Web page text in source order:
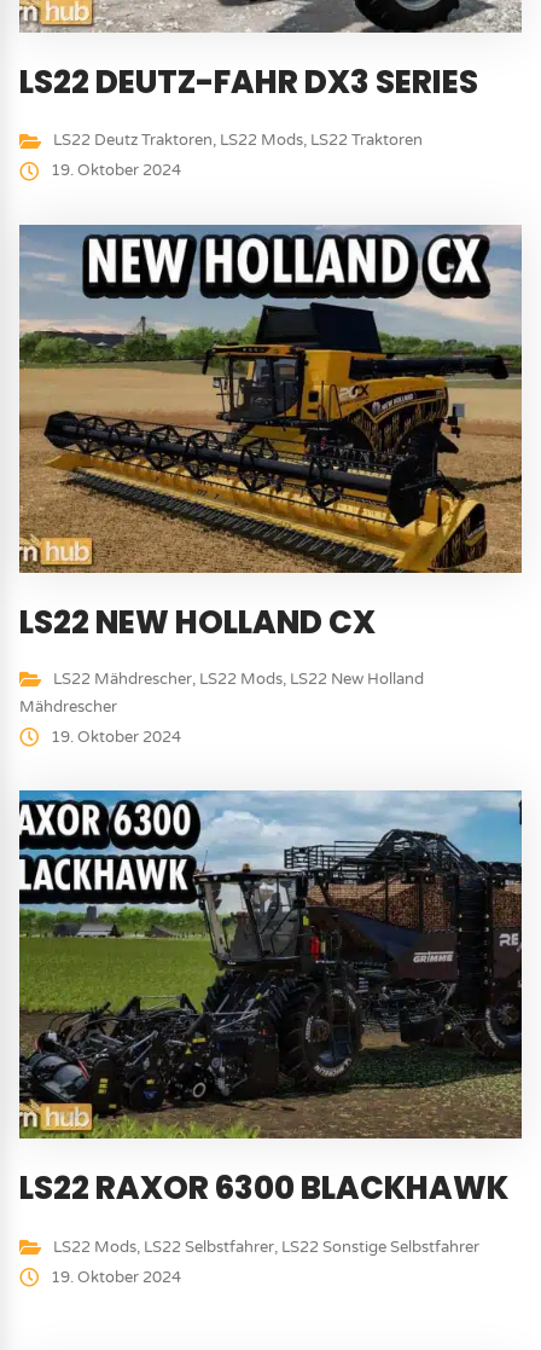
LS22 DEUTZ-FAHR DX3 SERIES
LS22 Deutz Traktoren, LS22 Mods, LS22 Traktoren
19. Oktober 2024
LS22 NEW HOLLAND CX
LS22 Mähdrescher, LS22 Mods, LS22 New Holland
Mähdrescher
19. Oktober 2024
LS22 RAXOR 6300 BLACKHAWK
LS22 Mods, LS22 Selbstfahrer, LS22 Sonstige Selbstfahrer
19. Oktober 2024